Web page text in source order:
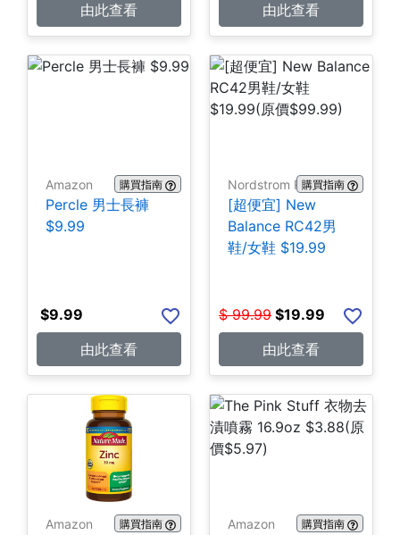
由此查看
由此查看
Amazon 購買指南
Percle 男士長褲
$9.99
$9.99
由此查看
Nordstrom Rack購買指南
[超便宜] New
Balance RC42男
鞋/女鞋 $19.99
$ 99.99 $19.99
由此查看
Amazon 購買指南 Amazon 購買指南